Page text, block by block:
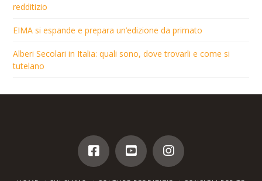
redditizio
EIMA si espande e prepara un’edizione da primato
Alberi Secolari in Italia: quali sono, dove trovarli e come si
tutelano